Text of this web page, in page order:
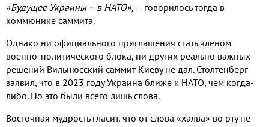
«Будущее Украины – в НАТО», – говорилось тогда в
коммюнике саммита.
Однако ни официального приглашения стать членом
военно-политического блока, ни других реально важных
решений Вильнюсский саммит Киеву не дал. Столтенберг
заявил, что в 2023 году Украина ближе к НАТО, чем когда-
либо. Но это были всего лишь слова.
Восточная мудрость гласит, что от слова «халва» во рту не